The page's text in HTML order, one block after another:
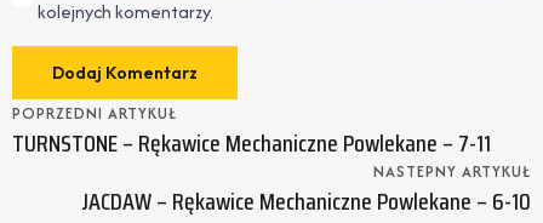
kolejnych komentarzy.
POPRZEDNI ARTYKUŁ
TURNSTONE – Rękawice Mechaniczne Powlekane – 7-11
NASTEPNY ARTYKUŁ
JACDAW – Rękawice Mechaniczne Powlekane – 6-10